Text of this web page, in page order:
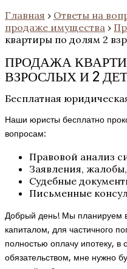
Главная › Ответы на
продаже имущества ›
квартиры по долям 2
ПРОДАЖА
ВЗРОСЛЫХ И 2
Бесплатная
Наши юристы бесплатно
вопросам:
Правовой анализ
Заявления,
Судебные
Письменные
Добрый день! Мы планируем
капиталом, для частичного
полностью оплачу ипотеку, в
обязательством, мне нужно